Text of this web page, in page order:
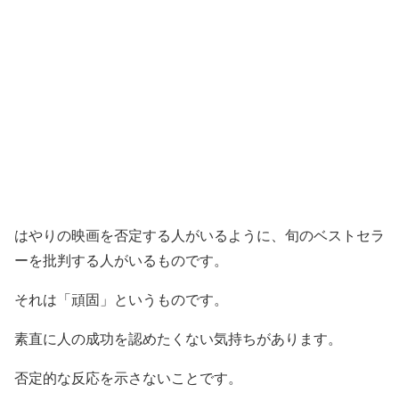
はやりの映画を否定する人がいるように、旬のベストセラ
ーを批判する人がいるものです。
それは「頑固」というものです。
素直に人の成功を認めたくない気持ちがあります。
否定的な反応を示さないことです。